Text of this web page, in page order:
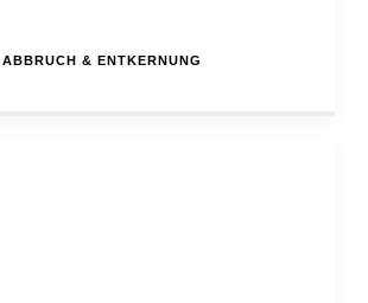
ABBRUCH & ENTKERNUNG